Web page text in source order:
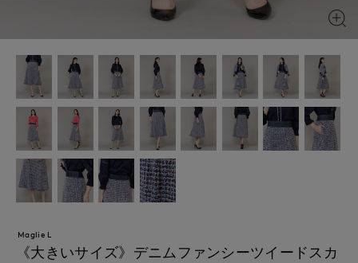
Maglie L
《大きいサイズ》デニムファンシーツイードスカ